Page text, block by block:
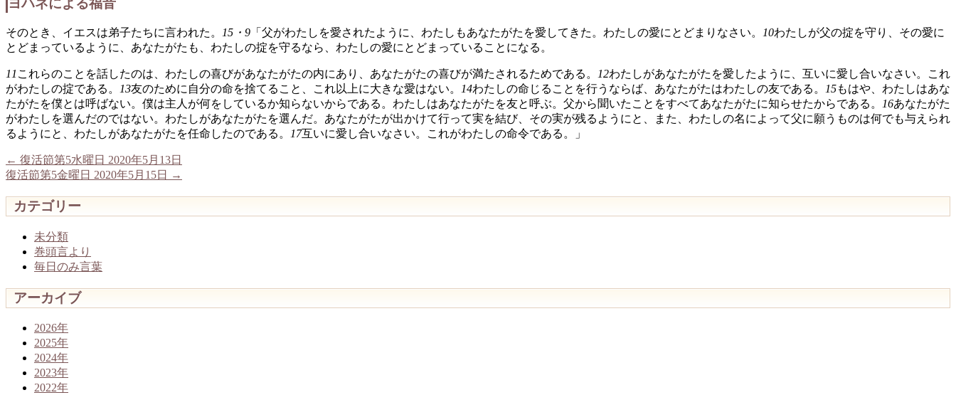
ヨハネによる福音
そのとき、イエスは弟子たちに言われた。 15・9 「父がわたしを愛されたように、わたしもあなたがたを愛してきた。わたしの愛にとどまりなさい。 10わたしが父の掟を守り、その愛に
とどまっているように、あなたがたも、わたしの掟を守るなら、わたしの愛にとどまっていることになる。
11これらのことを話したのは、わたしの喜びがあなたがたの内にあり、あなたがたの喜びが満たされるためである。 12わたしがあなたがたを愛したように、互いに愛し合いなさい。これ
がわたしの掟である。 13友のために自分の命を捨てること、これ以上に大きな愛はない。 14わたしの命じることを行うならば、あなたがたはわたしの友である。 15もはや、わたしはあな
たがたを僕とは呼ばない。僕は主人が何をしているか知らないからである。わたしはあなたがたを友と呼ぶ。父から聞いたことをすべてあなたがたに知らせたからである。 16あなたがた
がわたしを選んだのではない。わたしがあなたがたを選んだ。あなたがたが出かけて行って実を結び、その実が残るようにと、また、わたしの名によって父に願うものは何でも与えられ
るようにと、わたしがあなたがたを任命したのである。 17互いに愛し合いなさい。これがわたしの命令である。」
← 復活節第5水曜日 2020年5月13日
復活節第5金曜日 2020年5月15日
→
カテゴリー
未分類
巻頭言より
毎日のみ言葉
アーカイブ
2026年
2025年
2024年
2023年
2022年